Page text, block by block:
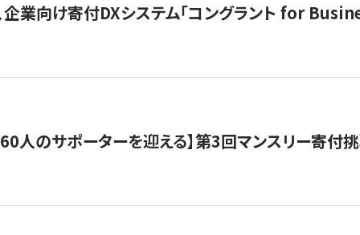
企業向け寄付DXシステム「コングラント for
人のサポーターを迎える】​​第3回マンスリー寄付